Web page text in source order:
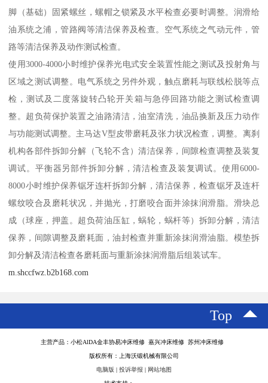
脚（基础）固紧螺丝，螺帽之锁紧及水平检查必要时调整。润滑给
油系统之浦，管路阀等清洁保养及检查。空气系统之气动元件，管
路等清洁保养及动作测试检查。
使用3000-4000小时维护保养光电式安全装置性能之测试及投射角与
区域之测试调整。电气系统之另件外观，触点磨耗与联线松脱等点
检，测试及二度落旋转凸轮开关箱与急停回路功能之测试检查调
整。超负荷保护装置之油路清洁，油室清洗，油品换新及压力动作
与功能测试调整。主马达V型皮带磨耗及张力状况检查，调整。离刹
机构各部件拆卸分解（飞轮不含）清洁保养，间隙检查调整及装复
调试。平衡器另部件拆卸分解，清洁检查及装复调试。使用6000-
8000小时维护保养锯牙连杆拆卸分解，清洁保养，检查锯牙及连杆
螺纹咬合及磨耗状况，并抛光，打磨咬合面并涂抹润滑脂。滑块总
成（球座，押盖。超负荷油压缸，蜗轮，蜗杆等）拆卸分解，清洁
保养，间隙调整及磨耗面，油封检查并重新涂抹润滑油脂。模垫拆
卸分解及清洁检查各磨耗面与重新涂抹润滑脂后组装试车。
m.shccfwz.b2b168.com
Top
主营产品：小松AlDA金丰协易冲床维修 嘉兴冲床维修 苏州冲床维修
版权所有：上海沃锻机械有限公司
电脑版 | 投诉举报 | 网站地图